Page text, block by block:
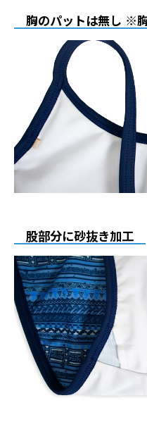
胸のパットは無し ※
股部分に砂抜き加工